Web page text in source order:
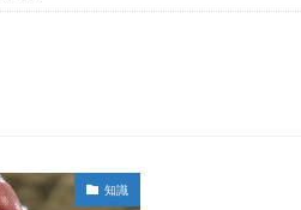
知識